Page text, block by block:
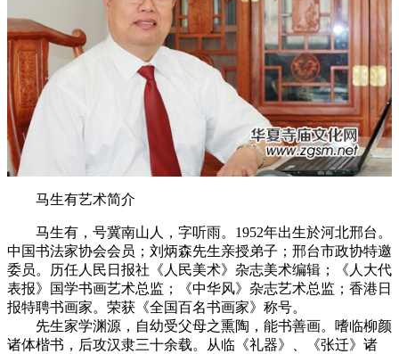
马生有艺术简介
马生有，号冀南山人，字听雨。1952年出生於河北邢台。
中国书法家协会会员；刘炳森先生亲授弟子；邢台市政协特邀
委员。历任人民日报社《人民美术》杂志美术编辑；《人大代
表报》国学书画艺术总监；《中华风》杂志艺术总监；香港日
报特聘书画家。荣获《全国百名书画家》称号。
先生家学渊源，自幼受父母之熏陶，能书善画。嗜临柳颜
诸体楷书，后攻汉隶三十余载。从临《礼器》、《张迁》诸